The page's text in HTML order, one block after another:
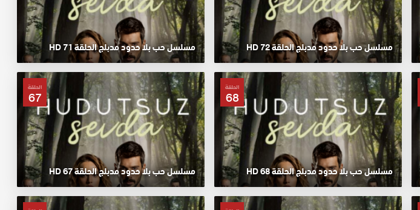
مسلسل حب بلا حدود مدبلج الحلقة 72 HD مسلسل حب بلا حدود مدبلج الحلقة 71 HD
الحلقة
68
مسلسل حب بلا حدود مدبلج الحلقة 68 HD
الحلقة
67
مسلسل حب بلا حدود مدبلج الحلقة 67 HD